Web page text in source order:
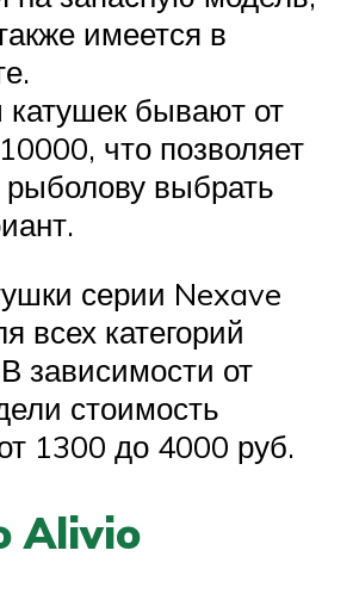
имеется в
бывают от
что позволяет
выбрать
серии Nexave
всех категорий
зависимости от
стоимость
1300 до 4000 руб.
Alivio